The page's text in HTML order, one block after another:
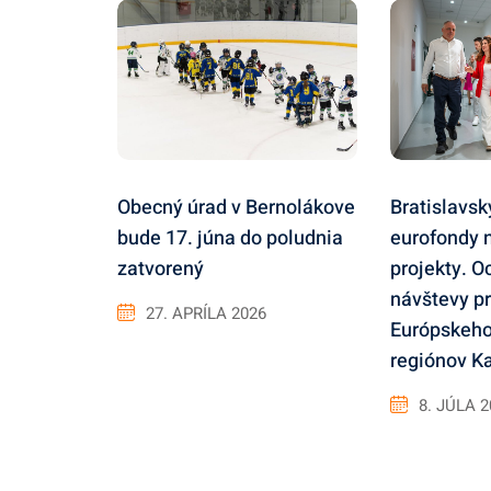
Obecný úrad v Bernolákove
bude 17. júna do poludnia
zatvorený
27. APRÍLA 2026
eurofondy
projekty.
návštevy
regiónov
8. JÚLA